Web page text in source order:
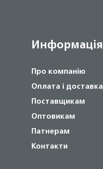
Информація
Про компанію
Оплата і доставка
Поставщикам
Оптовикам
Патнерам
Контакти